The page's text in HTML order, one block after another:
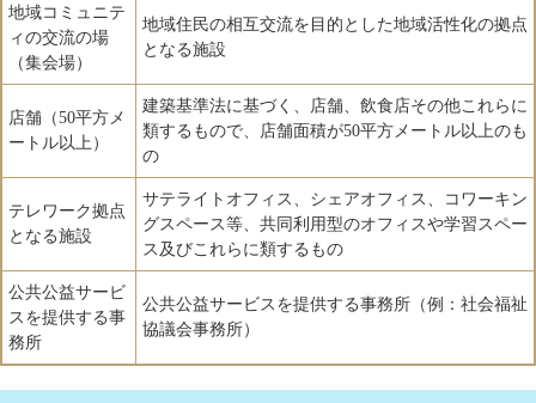
地域コミュニテ
ィの交流の場
（集会場）
地域住民の相互交流を目的とした地域活性化の拠点
となる施設
店舗（50平方メ
ートル以上）
建築基準法に基づく、店舗、飲食店その他これらに
類するもので、店舗面積が50平方メートル以上のも
の
テレワーク拠点
となる施設
サテライトオフィス、シェアオフィス、コワーキン
グスペース等、共同利用型のオフィスや学習スペー
ス及びこれらに類するもの
公共公益サービ
スを提供する事
務所
公共公益サービスを提供する事務所（例：社会福祉
協議会事務所）